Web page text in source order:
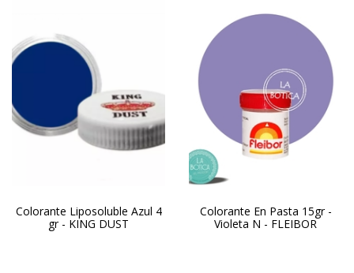
Colorante Liposoluble Azul 4
gr - KING DUST
Colorante En Pasta 15gr -
Violeta N - FLEIBOR